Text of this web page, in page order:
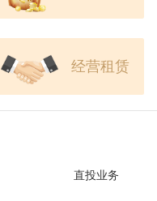
经营租赁
直投业务